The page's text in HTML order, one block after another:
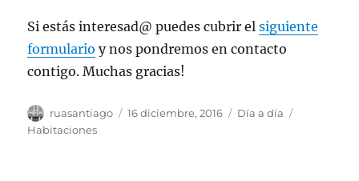
Si estás interesad@ puedes cubrir elsiguiente
formulario y nos pondremos en contacto
contigo. Muchas gracias!
Autor
ruasantiago
Publicado
16 diciembre, 2016 Categorías
Día a día
Habitaciones